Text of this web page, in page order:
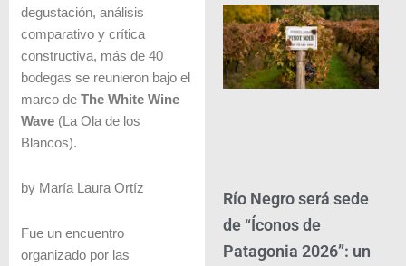
degustación, análisis
comparativo y crítica
constructiva, más de 40
bodegas se reunieron bajo el
marco de The White Wine
Wave(La Ola de los
Blancos).
by María Laura Ortíz
Fue un encuentro
organizado por las
Río Negro será sede
de “Íconos de
Patagonia 2026”: un